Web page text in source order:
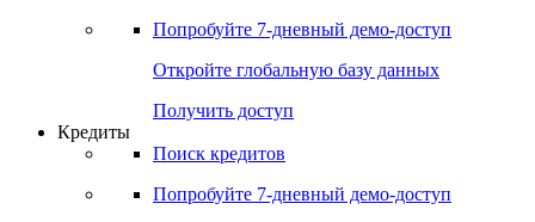
Попробуйте 7-дневный демо-доступ
Откройте глобальную базу данных
Получить доступ
Кредиты
Поиск кредитов
Попробуйте 7-дневный демо-доступ